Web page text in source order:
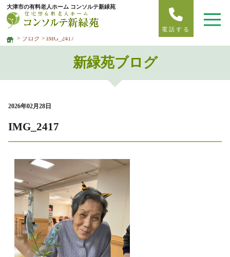
大津市の有料老人ホーム コンソルテ新緑苑
電話する
ブログ IMG_2417
新緑苑ブログ
2026年02月28日
IMG_2417